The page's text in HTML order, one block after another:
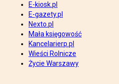
E-kiosk.pl
E-gazety.pl
Nexto.pl
Mała księgowość
Kancelarierp.pl
Wieści Rolnicze
Życie Warszawy